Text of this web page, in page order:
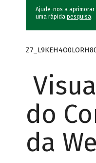
Ajude-nos a aprimorar
uma rápida pesquisa.
do
da